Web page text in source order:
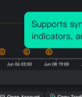
卷土重来
当前经济环
源市场波动
采取“观望”